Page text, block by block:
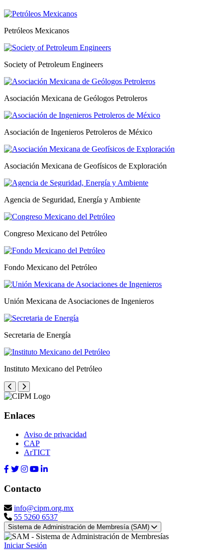
Petróleos Mexicanos
Society of Petroleum Engineers
Asociación Mexicana de Geólogos Petroleros
Asociación de Ingenieros Petroleros de México
Asociación Mexicana de Geofísicos de Exploración
Agencia de Seguridad, Energía y Ambiente
Congreso Mexicano del Petróleo
Fondo Mexicano del Petróleo
Unión Mexicana de Asociaciones de Ingenieros
Secretaria de Energía
Instituto Mexicano del Petróleo
Enlaces
Aviso de privacidad
CAP
ArTICT
Contacto
info@cipm.org.mx
55 5260 6537
Sistema de Administración de Membresía (SAM)
Iniciar Sesión